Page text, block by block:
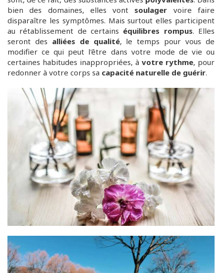
bien des domaines, elles vont soulager voire faire
disparaître les symptômes. Mais surtout elles participent
au rétablissement de certains équilibres rompus. Elles
seront des alliées de qualité, le temps pour vous de
modifier ce qui peut l'être dans votre mode de vie ou
certaines habitudes inappropriées, à votre rythme, pour
redonner à votre corps sa capacité naturelle de guérir.